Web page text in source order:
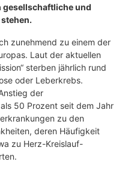
und
zunehmend zu einem der
Laut der aktuellen
sterben jährlich rund
oder Leberkrebs.
der
50 Prozent seit dem Jahr
zu den
deren Häufigkeit
zu Herz-Kreislauf-